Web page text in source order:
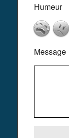
Humeur
Message